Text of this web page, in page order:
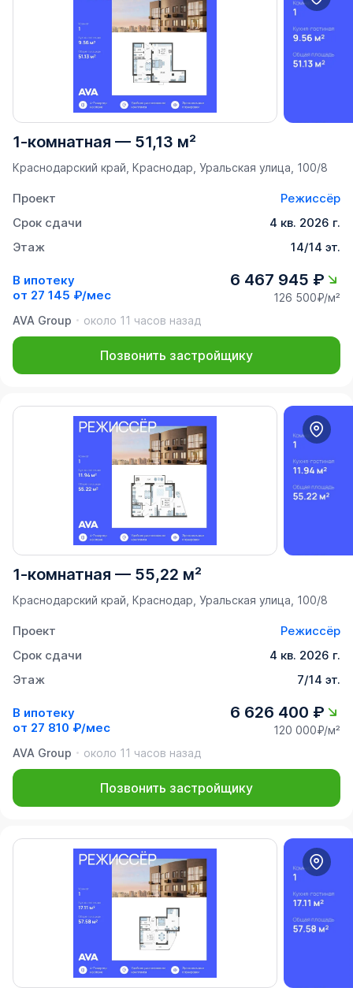
1-комнатная — 51,13 м²
Краснодарский край, Краснодар, Уральская улица, 100/8
Проект
Режиссёр
Срок сдачи
4 кв. 2026 г.
Этаж
14/14 эт.
В ипотеку
от 27 145 ₽/мес
6 467 945 ₽
126 500₽/м²
AVA Group
около 11 часов назад
Позвонить застройщику
1-комнатная — 55,22 м²
Краснодарский край, Краснодар, Уральская улица, 100/8
Проект
Режиссёр
Срок сдачи
4 кв. 2026 г.
Этаж
7/14 эт.
В ипотеку
от 27 810 ₽/мес
6 626 400 ₽
120 000₽/м²
AVA Group
около 11 часов назад
Позвонить застройщику